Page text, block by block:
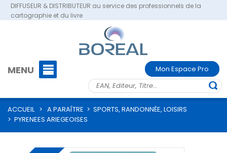
DIFFUSEUR & DISTRIBUTEUR au service des professionnels de la
cartographie et du livre
MENU Mon Espace Pro
ACCUEIL > A PARAÎTRE > SPORTS, RANDONNÉE, LOISIRS
> PYRENEES ARIEGEOISES